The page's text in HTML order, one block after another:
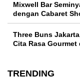
Mixwell Bar
dengan Cabaret
Three Buns
Cita Rasa
TRENDING